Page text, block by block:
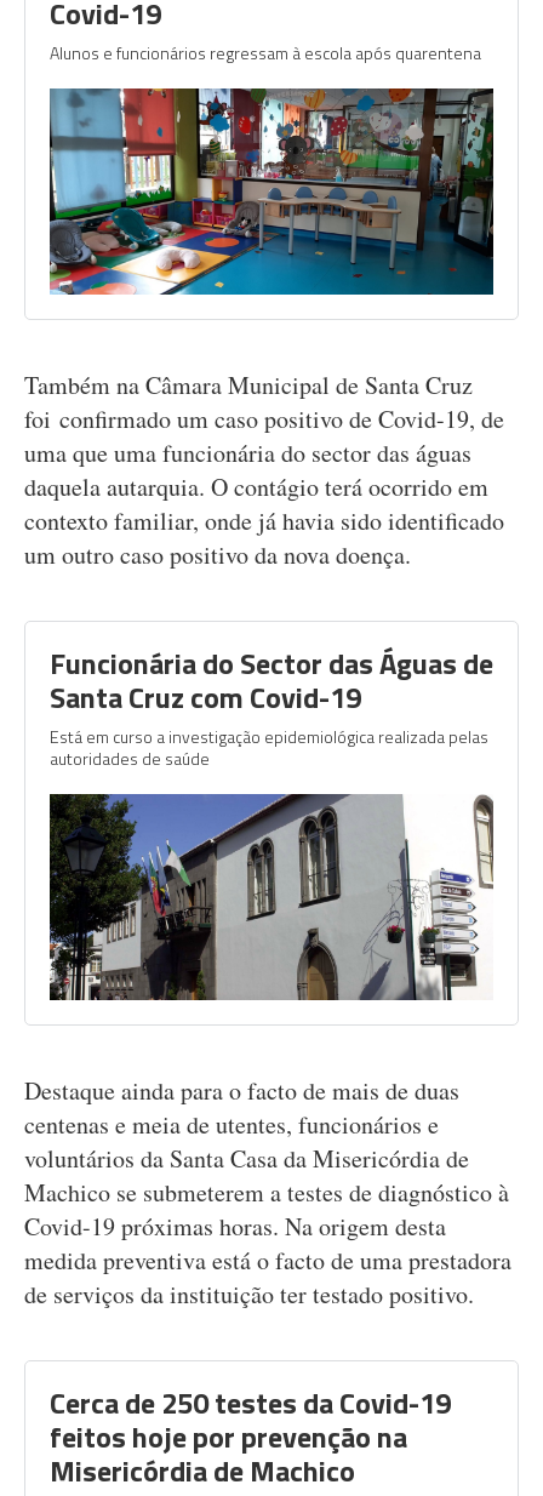
Covid-19
Alunos e funcionários regressam à escola após quarentena
Também na Câmara Municipal de Santa Cruz
foi confirmado um caso positivo de Covid-19, de
uma que uma funcionária do sector das águas
daquela autarquia. O contágio terá ocorrido em
contexto familiar, onde já havia sido identificado
um outro caso positivo da nova doença.
Funcionária do Sector das Águas de
Santa Cruz com Covid-19
Está em curso a investigação epidemiológica realizada pelas
autoridades de saúde
Destaque ainda para o facto de mais de duas
centenas e meia de utentes, funcionários e
voluntários da Santa Casa da Misericórdia de
Machico se submeterem a testes de diagnóstico à
Covid-19 próximas horas. Na origem desta
medida preventiva está o facto de uma prestadora
de serviços da instituição ter testado positivo.
Cerca de 250 testes da Covid-19
feitos hoje por prevenção na
Misericórdia de Machico